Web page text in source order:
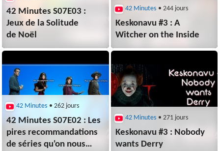
42 Minutes S07E03 :
Jeux de la Solitude
de Noël
42 Minutes • 244 jours
Keskonavu #3 : A
Witcher on the Inside
42 Minutes • 262 jours
42 Minutes S07E02 : Les
pires recommandations
de séries qu'on nous
42 Minutes • 271 jours
Keskonavu #3 : Nobody
wants Derry